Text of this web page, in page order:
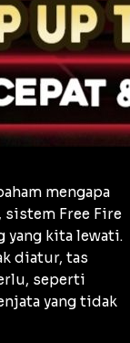
mengapa
, sistem Free Fire
yang kita lewati.
diatur, tas
seperti
yang tidak